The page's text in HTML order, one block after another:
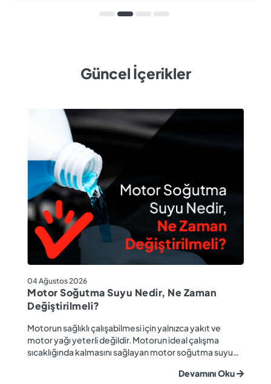
Güncel İçerikler
04 Ağustos 2026
Motor Soğutma Suyu Nedir, Ne Zaman
Değiştirilmeli?
Motorun sağlıklı çalışabilmesi için yalnızca yakıt ve
motor yağı yeterli değildir. Motorun ideal çalışma
sıcaklığında kalmasını sağlayan motor soğutma suyu
önem taşır. Düzenli olarak kontrol edilmeyen veya
Devamını Oku